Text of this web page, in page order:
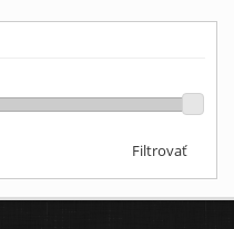
Filtrovať